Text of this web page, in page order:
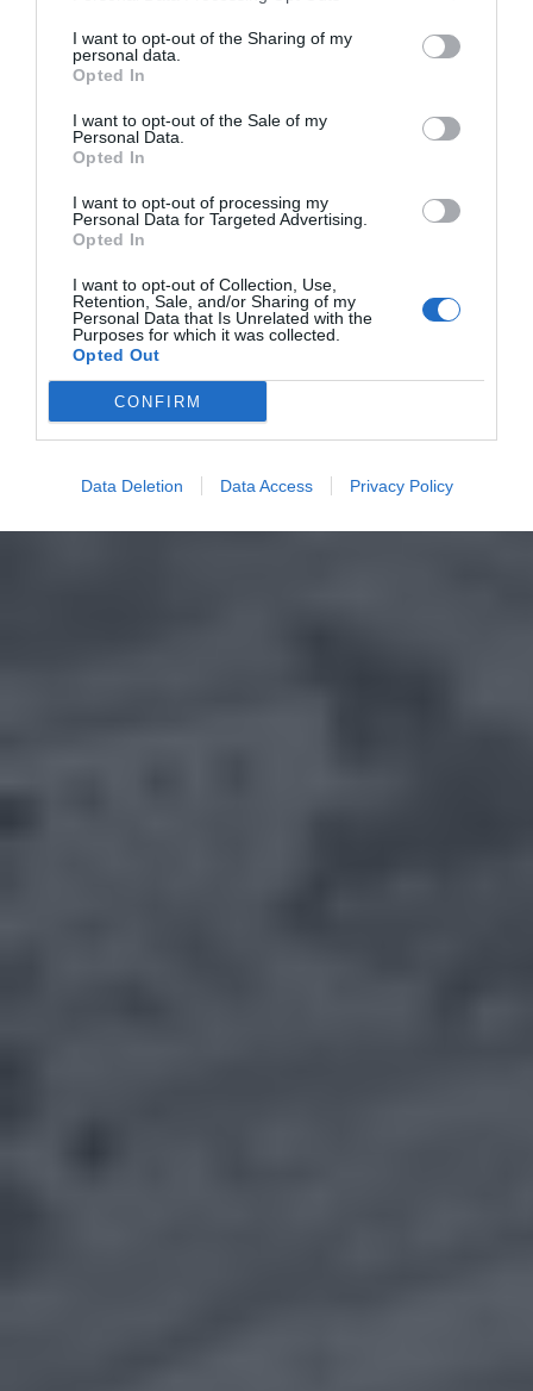
I want to opt-out of the Sharing of my
personal data.
Opted In
I want to opt-out of the Sale of my
Personal Data.
Opted In
I want to opt-out of processing my
Personal Data for Targeted Advertising.
Opted In
I want to opt-out of Collection, Use,
Retention, Sale, and/or Sharing of my
Personal Data that Is Unrelated with the
Purposes for which it was collected.
Opted Out
CONFIRM
Data Deletion Data Access Privacy Policy